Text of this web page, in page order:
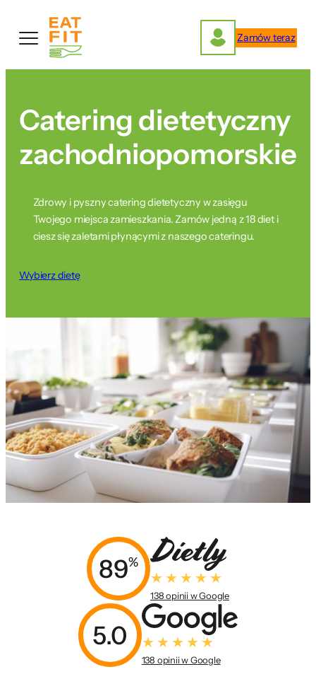
treści
Zamów teraz
Catering dietetyczny
zachodniopomorskie
Zdrowy i pyszny catering dietetyczny w zasięgu
Twojego miejsca zamieszkania. Zamów jedną z 18 diet i
ciesz się zaletami płynącymi z naszego cateringu.
Wybierz dietę
89%
138 opinii w Google
5.0
138 opinii w Google